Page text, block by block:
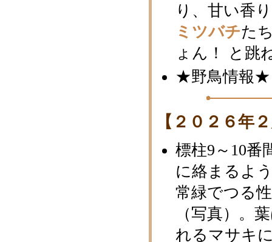
り、甘い香
ミツバチた
ょん！ と跳
★野鳥情報★
【２０２６年
標柱9～10番
に絡まるよ
常緑でつる
（写真）。
れるマサキ